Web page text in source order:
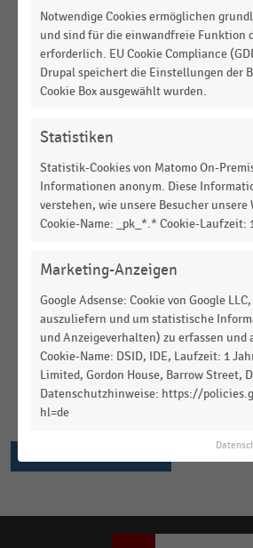
Einsatzbereiche Künstlicher
DEUTSCHSPRACHIGER
Kassenlose Stores im Handel
Einsatz von Electronic Shelf
Handel (2023)
DEUTSCHSPRACHIGER
DEUTSCHSPRACHIGER
Einsatzbereiche Künstlicher
(2021)
DEUTSCHSPRACHIGER
Einsatz von Augmented
Ergebnisse
Notwendige Cookies ermöglichen
und sind für die einwandfreie Funktion
erforderlich. EU Cookie Compliance
Drupal speichert die Einstellungen der
Cookie Box ausgewählt wurden.
Statistiken
Statistik-Cookies von Matomo On-
Informationen anonym. Diese
verstehen, wie unsere Besucher unsere
Cookie-Name: _pk_*.* Cookie-Laufzeit:
Marketing-Anzeigen
Google Adsense: Cookie von Google
auszuliefern und um statistische
und Anzeigeverhalten) zu erfassen und
Cookie-Name: DSID, IDE, Laufzeit: 1
Limited, Gordon House, Barrow Street,
Datenschutzhinweise: https://
hl=de